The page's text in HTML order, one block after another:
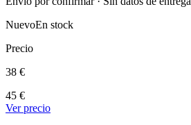
NuevoEn stock
Precio
38 €
45 €
Ver precio